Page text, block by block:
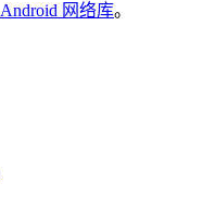
Android 网络库。